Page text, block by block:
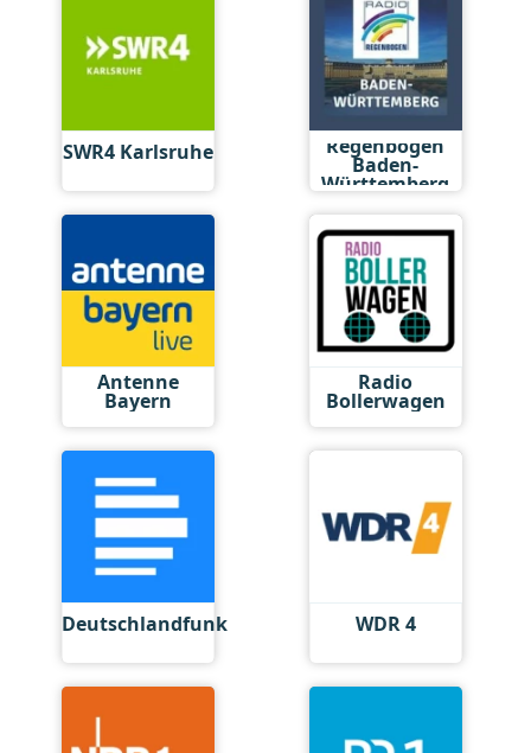
SWR4 Karlsruhe Regenbogen
Baden-
Württemberg
Antenne
Bayern
Radio
Bollerwagen
Deutschlandfunk WDR 4